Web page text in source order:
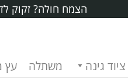
הצמח חולה? זקוק
ציוד גינה משתלה עץ